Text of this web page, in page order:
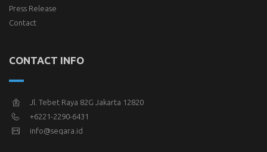
Press Release
Contact
CONTACT INFO
Jl. Tebet Raya 82G Jakarta 12820
+6221-2290-6431
info@seqara.id